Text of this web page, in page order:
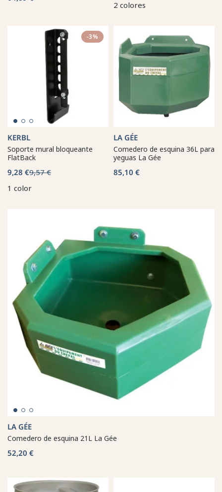
2 colores
-3%
KERBL
Soporte mural bloqueante
FlatBack
9,28 €9,57 €
1 color
LA GÉE
Comedero de esquina 36L para
yeguas La Gée
85,10 €
LA GÉE
Comedero de esquina 21L La Gée
52,20 €